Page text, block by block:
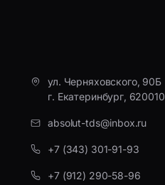
ул. Черняховского, 90Б
г. Екатеринбург, 620010
absolut-tds@inbox.ru
+7 (343) 301-91-93
+7 (912) 290-58-96